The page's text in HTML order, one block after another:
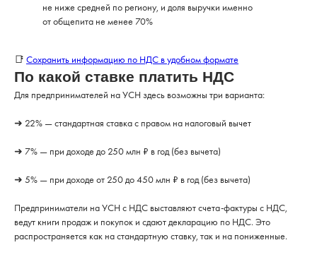
не ниже средней по региону, и доля выручки именно
от общепита не менее 70%
📑 Сохранить информацию по НДС в удобном формате
По какой ставке платить НДС
Для предпринимателей на УСН здесь возможны три варианта:
➜ 22% — стандартная ставка с правом на налоговый вычет
➜ 7% — при доходе до 250 млн ₽ в год (без вычета)
➜ 5% — при доходе от 250 до 450 млн ₽ в год (без вычета)
Предприниматели на УСН с НДС выставляют счета-фактуры с НДС,
ведут книги продаж и покупок и сдают декларацию по НДС. Это
распространяется как на стандартную ставку, так и на пониженные.